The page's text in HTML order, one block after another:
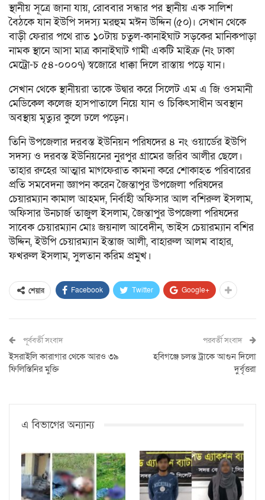
স্থানীয় সূত্রে জানা যায়, রোববার সন্ধার পর স্থানীয় এক সালিশ
বৈঠকে যান ইউপি সদস্য মরহুম মঈন উদ্দিন (৫০)। সেখান থেকে
বাড়ী ফেরার পথে রাত ১০টায় চতুল-কানাইঘাট সড়কের মানিকপাড়া
নামক স্থানে আসা মাত্র কানাইঘাট গামী একটি মাইক্র (নং ঢাকা
মেট্রো-চ ৫৪-০০০৭) স্বজোরে ধাক্কা দিলে রাস্তায় পড়ে যান।
সেখান থেকে স্থানীয়রা তাকে উদ্বার করে সিলেট এম এ জি ওসমানী
মেডিকেল কলেজ হাসপাতালে নিয়ে যান ও চিকিৎসাধীন অবস্থান
অবস্থায় মৃত্যুর কুলে ঢলে পড়েন।
তিনি উপজেলার দরবস্ত ইউনিয়ন পরিষদের ৪ নং ওয়ার্ডের ইউপি
সদস্য ও দরবস্ত ইউনিয়নের নুরপুর গ্রামের জরিব আলীর ছেলে।
তাহার রুহের আত্মার মাগফেরাত কামনা করে শোকাহত পরিবারের
প্রতি সমবেদনা জ্ঞাপন করেন জৈন্তাপুর উপজেলা পরিষদের
চেয়ারম্যান কামাল আহমদ, নির্বাহী অফিসার আল বশিরুল ইসলাম,
অফিসার উনচার্জ তাজুল ইসলাম, জৈন্তাপুর উপজেলা পরিষদের
সাবেক চেয়ারম্যান মোঃ জয়নাল আবেদীন, ভাইস চেয়ারম্যান বশির
উদ্দিন, ইউপি চেয়ারম্যান ইন্তাজ আলী, বাহারুল আলম বাহার,
ফখরুল ইসলাম, সুলতান করিম প্রমুখ।
শেয়ার Facebook Twitter Google+
পূর্ববর্তী সংবাদ
ইসরাইলি কারাগার থেকে আরও ৩৯
ফিলিস্তিনির মুক্তি
পরবর্তী সংবাদ
হবিগঞ্জে চলন্ত ট্রাকে আগুন দিলো
দুর্বৃত্তরা
এ বিভাগের অন্যান্য